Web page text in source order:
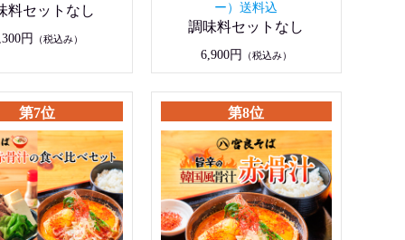
料セットなし
円 （税込み）
ー）送料込
調味料セットなし
6,900円 （税込み）
第7位 第8位